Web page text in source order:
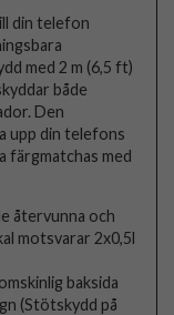
din telefon
med 2 m (6,5 ft)
både
Den
upp din telefons
färgmatchas med
återvunna och
motsvarar 2x0,5l
baksida
(Stötskydd på